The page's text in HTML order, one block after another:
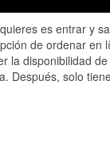
es entrar y
de ordenar en
la disponibilidad
Después, solo